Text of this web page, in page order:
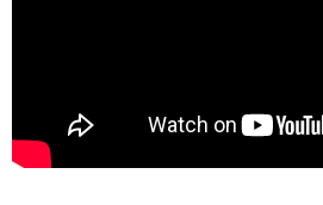
ワイン醸造に対する自身のフィ
く持った志の高い醸造
今回は、他のお客様もいらっし